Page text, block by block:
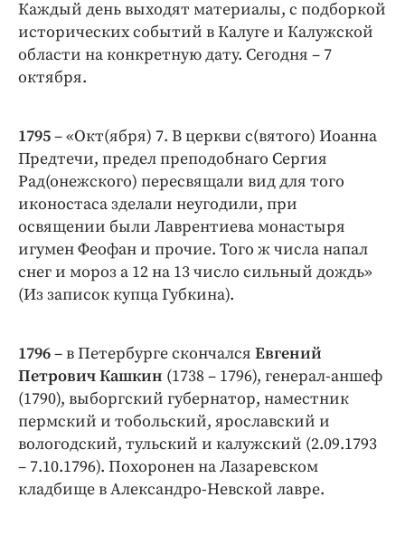
Интересное чтиво
Клиника года
Бренд года
Работодатель года
Каждый день выходят материалы, с подборкой
исторических событий в Калуге и Калужской
области на конкретную дату. Сегодня – 7
октября.
1795– «Окт(ября) 7. В церкви с(вятого) Иоанна
Предтечи, предел преподобнаго Сергия
Рад(онежского) пересвящали вид для того
иконостаса зделали неугодили, при
освящении были Лаврентиева монастыря
игумен Феофан и прочие. Того ж числа напал
снег и мороз а 12 на 13 число сильный дождь»
(Из записок купца Губкина).
1796– в Петербурге скончался Евгений
Петрович Кашкин (1738 – 1796), генерал-аншеф
(1790), выборгский губернатор, наместник
пермский и тобольский, ярославский и
вологодский, тульский и калужский (2.09.1793
– 7.10.1796). Похоронен на Лазаревском
кладбище в Александро-Невской лавре.